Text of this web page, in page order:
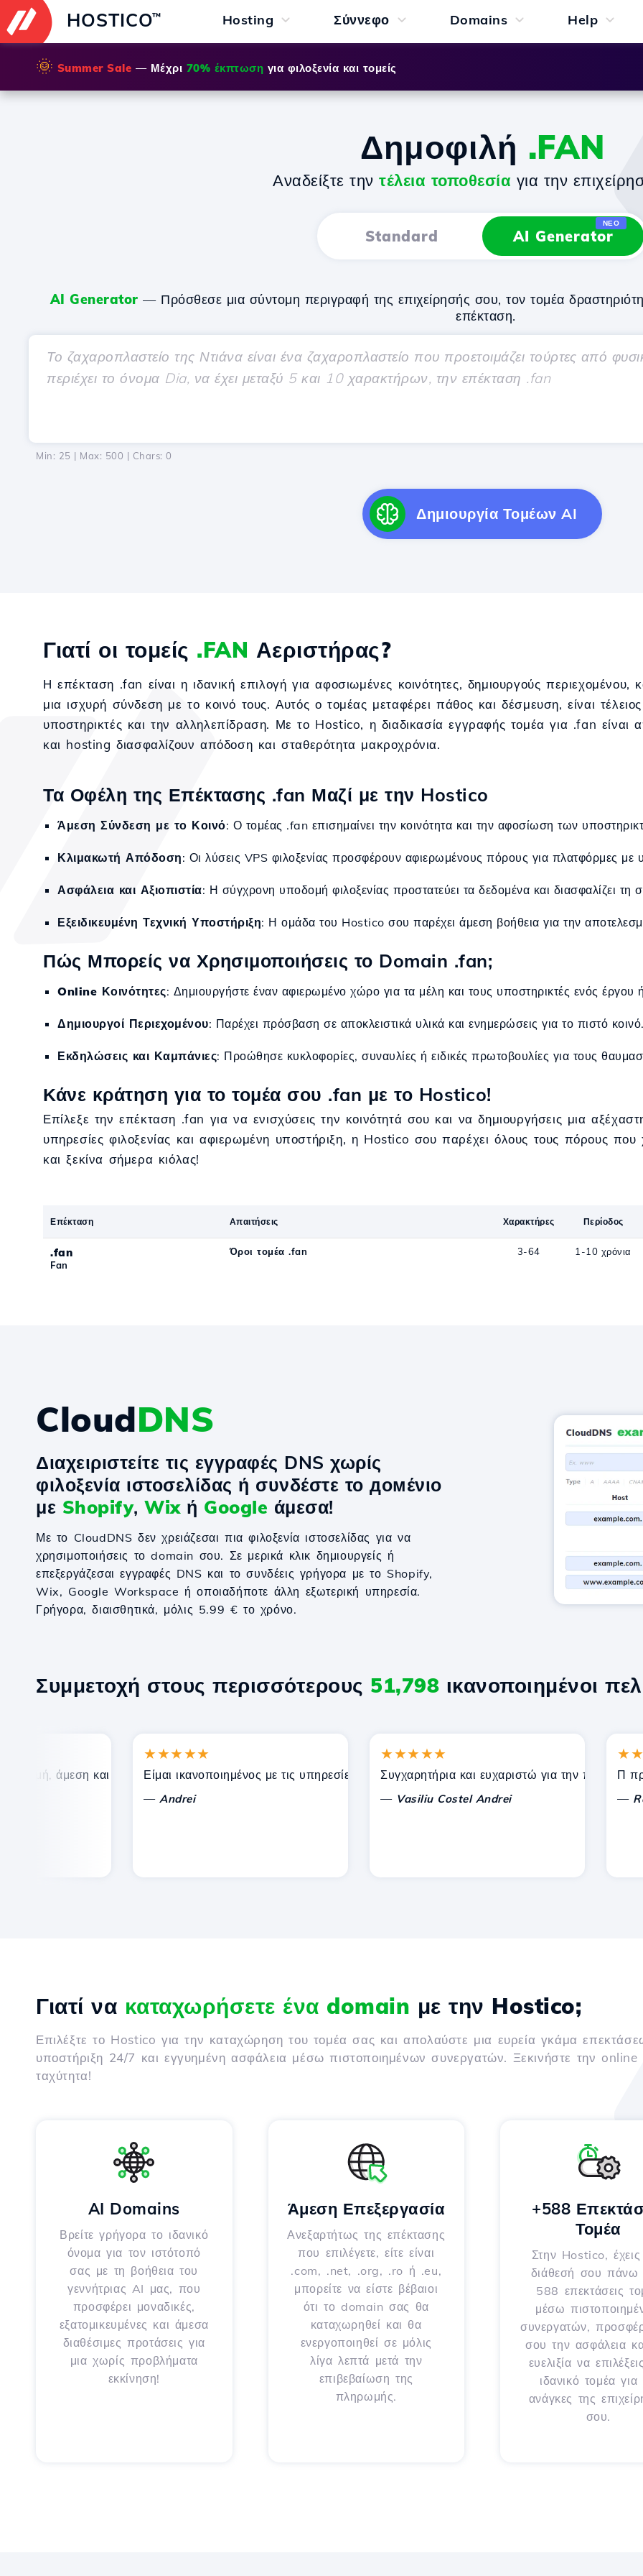
HOSTICO™ Hosting Σύννεφο Domains Help
🌞 Summer Sale — Μέχρι 70% έκπτωση για φιλοξενία και τομείς
Δημοφιλή .FAN
Αναδείξτε την τέλεια τοποθεσία για την
Standard AI Generator
ΝΈΟ
AI Generator — Πρόσθεσε μια σύντομη περιγραφή της επιχείρησής σου, τον τομέα
επέκταση.
Min: 25 | Max: 500 | Chars: 0
Δημιουργία Τομέων AI
Γιατί οι τομείς .FAN Αεριστήρας?
Η επέκταση .fan είναι η ιδανική επιλογή για αφοσιωμένες κοινότητες, δημιουργούς
μια ισχυρή σύνδεση με το κοινό τους. Αυτός ο τομέας μεταφέρει πάθος και δέσμευση, είναι
υποστηρικτές και την αλληλεπίδραση. Με το Hostico, η διαδικασία εγγραφής τομέα για .fan είναι
και hosting διασφαλίζουν απόδοση και σταθερότητα μακροχρόνια.
Τα Οφέλη της Επέκτασης .fan Μαζί με την Hostico
Άμεση Σύνδεση με το Κοινό: Ο τομέας .fan επισημαίνει την κοινότητα και την αφοσίωση των
Κλιμακωτή Απόδοση: Οι λύσεις VPS φιλοξενίας προσφέρουν αφιερωμένους πόρους για πλατφόρμες με
Ασφάλεια και Αξιοπιστία: Η σύγχρονη υποδομή φιλοξενίας προστατεύει τα δεδομένα και διασφαλίζει τη
Εξειδικευμένη Τεχνική Υποστήριξη: Η ομάδα του Hostico σου παρέχει άμεση βοήθεια για την
Πώς Μπορείς να Χρησιμοποιήσεις το Domain .fan;
Online Κοινότητες: Δημιουργήστε έναν αφιερωμένο χώρο για τα μέλη και τους υποστηρικτές ενός έργου
Δημιουργοί Περιεχομένου: Παρέχει πρόσβαση σε αποκλειστικά υλικά και ενημερώσεις για το πιστό κοινό.
Εκδηλώσεις και Καμπάνιες: Προώθησε κυκλοφορίες, συναυλίες ή ειδικές πρωτοβουλίες για τους
Κάνε κράτηση για το τομέα σου .fan με το Hostico!
Επίλεξε την επέκταση .fan για να ενισχύσεις την κοινότητά σου και να δημιουργήσεις μια
υπηρεσίες φιλοξενίας και αφιερωμένη υποστήριξη, η Hostico σου παρέχει όλους τους πόρους που
και ξεκίνα σήμερα κιόλας!
Επέκταση Απαιτήσεις Χαρακτήρες Περίοδος
.fan
Fan
Όροι τομέα .fan 3-64 1-10 χρόνια
CloudDNS
Διαχειριστείτε τις εγγραφές DNS χωρίς
φιλοξενία ιστοσελίδας ή συνδέστε το домένιο
με Shopify, Wixή Google άμεσα!
Με το CloudDNS δεν χρειάζεσαι πια φιλοξενία ιστοσελίδας για να
χρησιμοποιήσεις το domain σου. Σε μερικά κλικ δημιουργείς ή
επεξεργάζεσαι εγγραφές DNS και το συνδέεις γρήγορα με το Shopify,
Wix, Google Workspace ή οποιαδήποτε άλλη εξωτερική υπηρεσία.
Γρήγορα, διαισθητικά, μόλις 5.99 € το χρόνο.
Συμμετοχή στους περισσότερους 51,798 ικανοποιημένοι
άμεση και αποτελεσματική τεχνική υποστήριξη.
★★★★★
Είμαι ικανοποιημένος με τις υπηρεσίες που προσφέρει η Hostico. Σας έχω συστήσει σε
Andrei
★★★★★
Συγχαρητήρια και ευχαριστώ για την παρεχόμενη
Vasiliu Costel Andrei
Π προς
Radu
Γιατί να καταχωρήσετε ένα domain με την Hostico;
Επιλέξτε το Hostico για την καταχώρηση του τομέα σας και απολαύστε μια ευρεία γκάμα
υποστήριξη 24/7 και εγγυημένη ασφάλεια μέσω πιστοποιημένων συνεργατών. Ξεκινήστε την
ταχύτητα!
AI Domains
Βρείτε γρήγορα το ιδανικό
όνομα για τον ιστότοπό
σας με τη βοήθεια του
γεννήτριας AI μας, που
προσφέρει μοναδικές,
εξατομικευμένες και άμεσα
διαθέσιμες προτάσεις για
μια χωρίς προβλήματα
εκκίνηση!
Άμεση Επεξεργασία
Ανεξαρτήτως της επέκτασης
που επιλέγετε, είτε είναι
.com, .net, .org, .ro ή .eu,
μπορείτε να είστε βέβαιοι
ότι το domain σας θα
καταχωρηθεί και θα
ενεργοποιηθεί σε μόλις
λίγα λεπτά μετά την
επιβεβαίωση της
πληρωμής.
+588
Τομέα
Στην Hostico,
διάθεσή σου πάνω
588 επεκτάσεις
μέσω
συνεργατών,
σου την ασφάλεια
ευελιξία να
ιδανικό τομέα για
ανάγκες της
σου.